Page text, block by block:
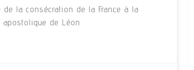
de la consécration de la France à la
de Léon